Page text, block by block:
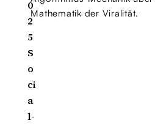
0
2
5
S
o
ci
a
l-
Mathematik der Viralität.